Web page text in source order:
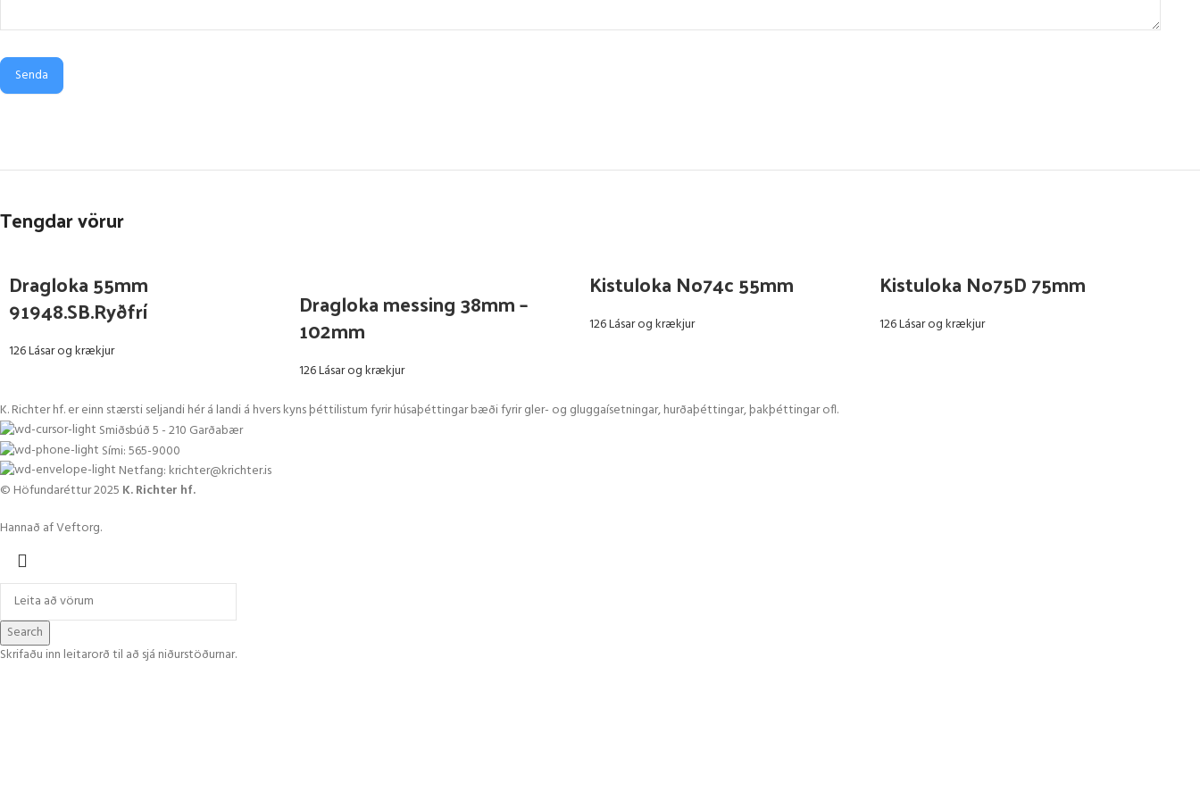
Senda
Tengdar vörur
Dragloka 55mm
91948.SB.Ryðfrí
126 Lásar og krækjur
Dragloka messing 38mm –
102mm
126 Lásar og krækjur
Kistuloka No74c 55mm
126 Lásar og krækjur
Kistuloka No75D 75mm
126 Lásar og krækjur
K. Richter hf. er einn stærsti seljandi hér á landi á hvers kyns þéttilistum fyrir húsaþéttingar bæði fyrir gler- og gluggaísetningar, hurðaþéttingar, þakþéttingar ofl.
Smiðsbúð 5 - 210 Garðabær
Sími: 565-9000
Netfang: krichter@krichter.is
© Höfundaréttur 2025 K. Richter hf.
Hannað af Veftorg.
Search
Skrifaðu inn leitarorð til að sjá niðurstöðurnar.